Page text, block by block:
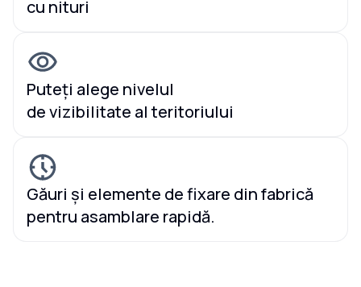
cu nituri
Puteți alege nivelul
de vizibilitate al teritoriului
Găuri și elemente de fixare din fabrică
pentru asamblare rapidă.